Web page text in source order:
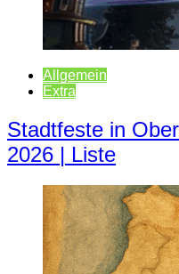
Allgemein
Extra
Stadtfeste in
2026 | Liste